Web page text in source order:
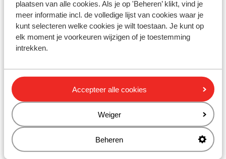
plaatsen van alle cookies. Als je op 'Beheren’ klikt, vind je
meer informatie incl. de volledige lijst van cookies waar je
kunt selecteren welke cookies je wilt toestaan. Je kunt op
elk moment je voorkeuren wijzigen of je toestemming
intrekken.
Accepteer alle cookies
Weiger
Beheren
ADEA Lifestyle Suites
Hotel Alpin Juwel
Hotel Der Löwe
Hotel Kendler
Hotel Gungau
Familien-& Gartenhotel Theresia